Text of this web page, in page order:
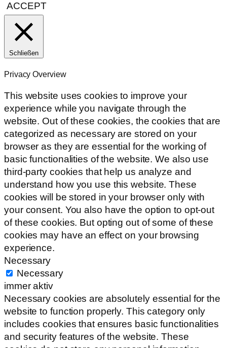
ACCEPT
Schließen
Privacy Overview
This website uses cookies to improve your
experience while you navigate through the
website. Out of these cookies, the cookies that are
categorized as necessary are stored on your
browser as they are essential for the working of
basic functionalities of the website. We also use
third-party cookies that help us analyze and
understand how you use this website. These
cookies will be stored in your browser only with
your consent. You also have the option to opt-out
of these cookies. But opting out of some of these
cookies may have an effect on your browsing
experience.
Necessary
Necessary
immer aktiv
Necessary cookies are absolutely essential for the
website to function properly. This category only
includes cookies that ensures basic functionalities
and security features of the website. These